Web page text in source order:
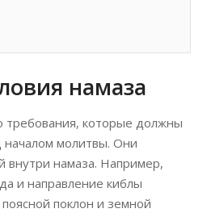
намаза
требования, которые должны
молитвы. Они
внутри намаза. Например,
и направление киблы
поклон и земной